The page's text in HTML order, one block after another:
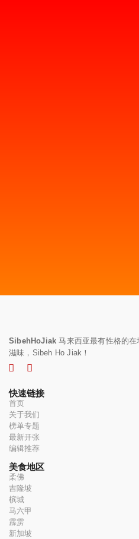
SibehHoJiak 马来西亚最有性格的
滋味，Sibeh Ho Jiak！
快速链接
首页
关于我们
榜单专题
最新开张
编辑推荐
美食地区
柔佛
吉隆坡
槟城
马六甲
霹雳
新加坡